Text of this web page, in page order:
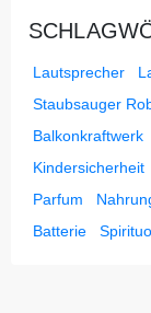
Lautsprecher
Staubsauger
Balkonkraftwerk
Kindersicherheit
Parfum
Batterie